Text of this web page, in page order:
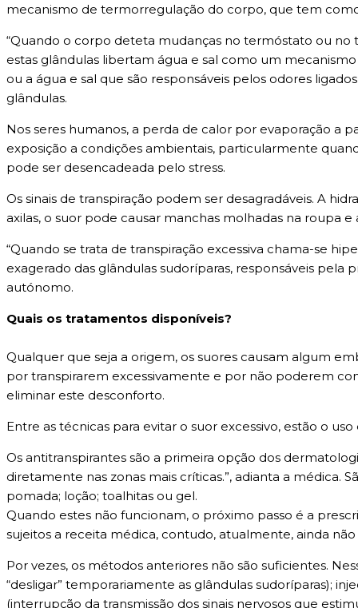
mecanismo de termorregulação do corpo, que tem
“Quando o corpo deteta mudanças no termóstato ou
estas glândulas libertam água e sal como um
ou a água e sal que são responsáveis pelos odores
glândulas.
Nos seres humanos, a perda de calor por evaporação a
exposição a condições ambientais, particularmente
pode ser desencadeada pelo stress.
Os sinais de transpiração podem ser desagradáveis. A
axilas, o suor pode causar manchas molhadas na roupa
“Quando se trata de transpiração excessiva chama-se
exagerado das glândulas sudoríparas, responsáveis
autónomo.
Quais os tratamentos disponíveis?
Qualquer que seja a origem, os suores causam algum
por transpirarem excessivamente e por não poderem
eliminar este desconforto.
Entre as técnicas para evitar o suor excessivo, estão o
Os antitranspirantes são a primeira opção dos
diretamente nas zonas mais críticas.”, adianta a médica.
pomada; loção; toalhitas ou gel.
Quando estes não funcionam, o próximo passo é a
sujeitos a receita médica, contudo, atualmente, ainda
Por vezes, os métodos anteriores não são suficientes.
“desligar” temporariamente as glândulas sudoríparas);
(interrupção da transmissão dos sinais nervosos que